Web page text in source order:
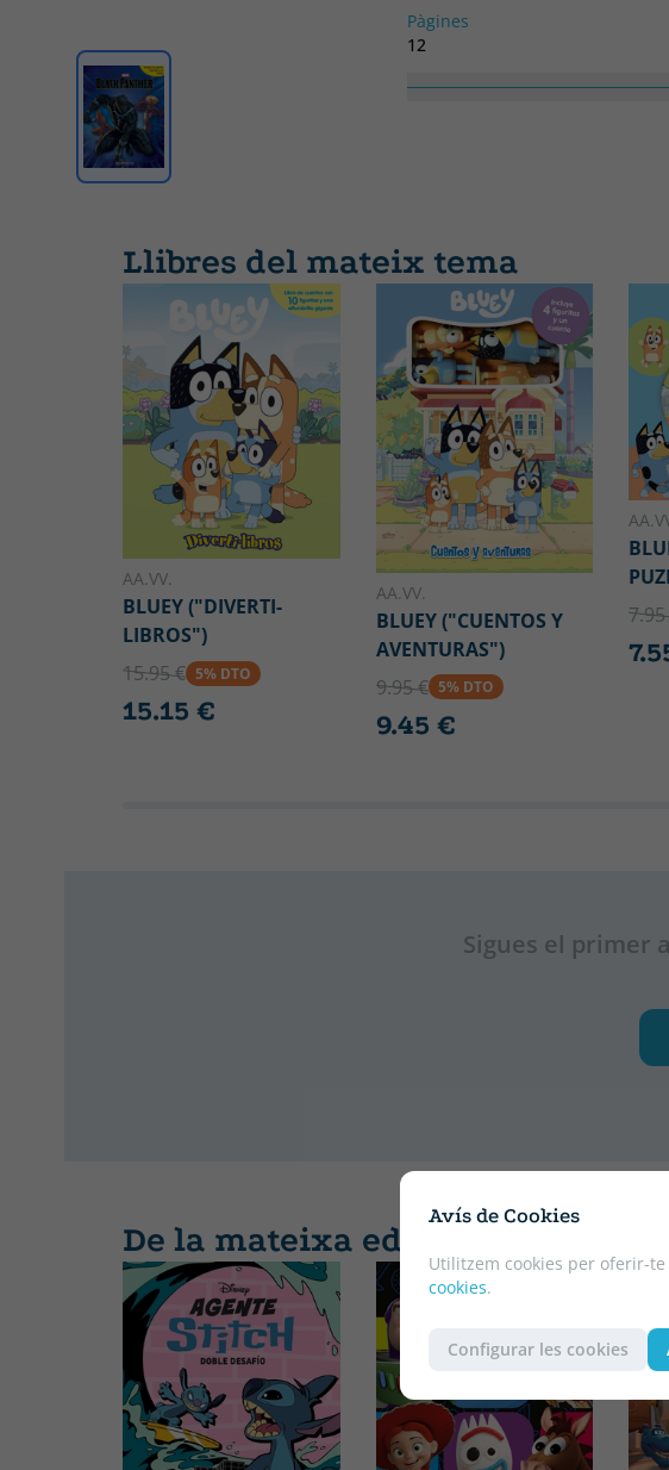
Avís de Cookies
Utilitzem cookies per oferir-
cookies.
Configurar les cookies
Pàgines
12
Llibres del mateix tema
AA.VV.
BLUEY ("DIVERTI-
LIBROS")
15.95 € 5% DTO
15.15 €
AA.VV.
BLUEY ("CUENTOS Y
AVENTURAS")
9.95 € 5% DTO
9.45 €
Sigues el primer
De la mateixa editorial